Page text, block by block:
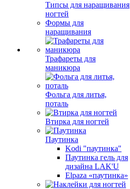
Типсы для наращивания
ногтей
Формы для
наращивания
Трафареты для
маникюра
Фольга для литья,
поталь
Втирка для ногтей
Паутинка
Kodi "паутинка"
Паутинка гель для
дизайна LAK'U
Elpaza «паутинка»